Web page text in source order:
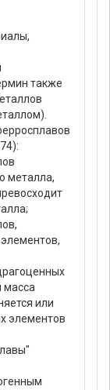
также
металла,
масса
или
элементов